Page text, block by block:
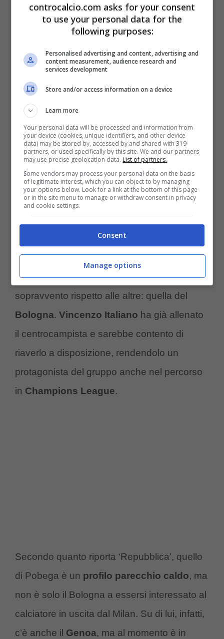
facilità la porta, ma anche di dare equilibrio
alla manovra, sfruttando le sue qualità anche
in fase difensiva.
Già la scorsa stagione ha fatto fatica a
trovare spazio in campo, agli ordini di
Fonseca sarà ancora più difficile, vista la
concorrenza che l’ex Torino potrebbe
sta lavorando da settimane alla sua
partenza, senza aver trovato ancora la
destinazione adattaper le sue esigenze e
quelle del calciatore.
Un’offerta, però, potrebbe presto prendere il
sopravvento rispetto alle altre: quella del
Bologna. Vincenzo Italiano ha già allenato
il centrocampista e sarebbe contento di
riaverlo a disposizione, rendendolo un
protagonista del gruppo anche nel percorso
in Champions League.
Secondo quanto riporta ‘Repubblica’, quello
di Pobega è un profilo parecchio caldo, ma
non è solo il Bologna a essersi interessato al
calciatore in uscita dal Milan. Su di lui, infatti,
c’è anche il Genoa, ma al momento è in
controcalcio.com asks for your consent
to use your personal data for the
following purposes:
Personalised advertising and content, advertising and
content measurement, audience research and
services development
Store and/or access information on a device
Learn more
Your personal data will be processed and information from
your device (cookies, unique identifiers, and other device
data) may be stored by, accessed by and shared with 319
partners, or used specifically by this site. We and our partners
may use precise geolocation data. List of partners.
Some vendors may process your personal data on the basis
of legitimate interest, which you can object to by managing
your options below. Look for a link at the bottom of this page
or in the site menu to manage or withdraw consent in privacy
and cookie settings.
Consent
Manage options